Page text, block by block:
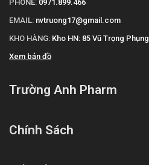
PHONE: 0971.899.466
EMAIL: nvtruong17@gmail.com
KHO HÀNG: Kho HN: 85 Vũ Trọng Phụng
Xem bản đồ
Trường Anh Pharm
Chính Sách